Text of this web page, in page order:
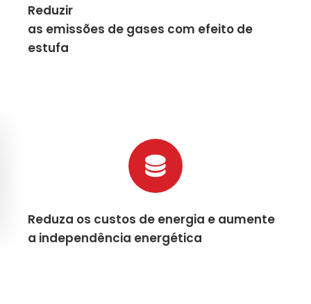
Reduzir
as emissões de gases com efeito de
estufa
Reduza os custos de energia e aumente
a independência energética